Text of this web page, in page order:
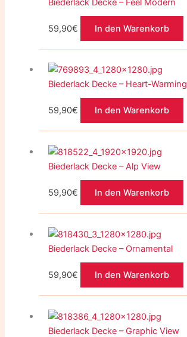
Biederlack Decke – Feel Modern
59,90€ In den Warenkorb
Biederlack Decke – Heart-Warming
59,90€ In den Warenkorb
Biederlack Decke – Alp View
59,90€ In den Warenkorb
Biederlack Decke – Ornamental
59,90€ In den Warenkorb
Biederlack Decke – Graphic View